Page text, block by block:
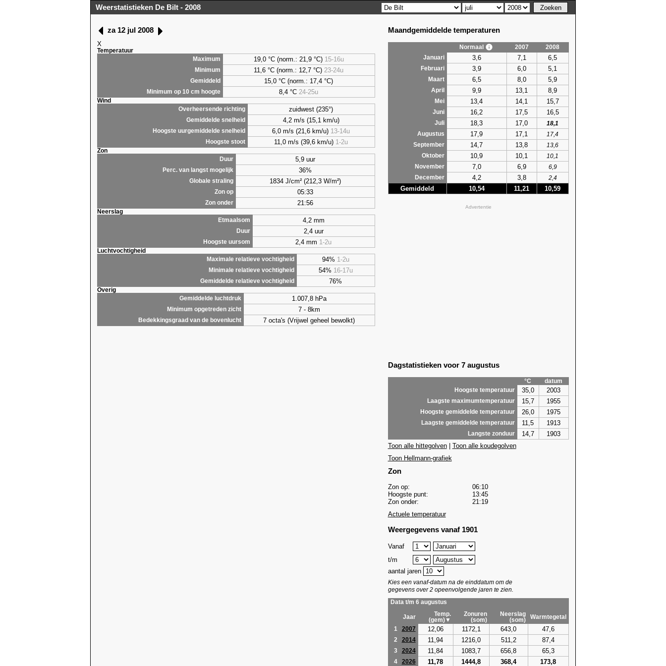
Weerstatistieken De Bilt - 2008
za 12 jul 2008
X
Temperatuur
Maximum
19,0 °C (norm.: 21,9 °C) 15-16u
Minimum 11,6 °C (norm.: 12,7 °C) 23-24u
Gemiddeld 15,0 °C (norm.: 17,4 °C)
Minimum op 10 cm hoogte 8,4 °C 24-25u
Wind
Overheersende richting
zuidwest (235°)
Gemiddelde snelheid 4,2 m/s (15,1 km/u)
Hoogste uurgemiddelde snelheid 6,0 m/s (21,6 km/u) 13-14u
Hoogste stoot 11,0 m/s (39,6 km/u) 1-2u
Zon
Duur
5,9 uur
Perc. van langst mogelijk 36%
Globale straling 1834 J/cm² (212,3 W/m²)
Zon op 05:33
Zon onder 21:56
Neerslag
Etmaalsom
4,2 mm
Duur 2,4 uur
Hoogste uursom 2,4 mm 1-2u
Luchtvochtigheid
Maximale relatieve vochtigheid
94% 1-2u
Minimale relatieve vochtigheid 54% 16-17u
Gemiddelde relatieve vochtigheid 76%
Overig
Gemiddelde luchtdruk
1.007,8 hPa
Minimum opgetreden zicht 7 - 8km
Bedekkingsgraad van de bovenlucht 7 octa's (Vrijwel geheel bewolkt)
Maandgemiddelde temperaturen
Normaal 2007
2008
Januari
3,6 7,1 6,5
Februari 3,9 6,0 5,1
Maart 6,5 8,0 5,9
April 9,9 13,1 8,9
Mei 13,4 14,1 15,7
Juni 16,2 17,5 16,5
Juli 18,3 17,0
18,1
Augustus
17,9 17,1
17,4
September
14,7 13,8
13,6
Oktober
10,9 10,1
10,1
November
7,0 6,9
6,9
December
4,2 3,8 2,4
Gemiddeld 10,54 11,21 10,59
Advertentie
Dagstatistieken voor 7 augustus
°C
datum
Hoogste temperatuur
35,0 2003
Laagste maximumtemperatuur 15,7 1955
Hoogste gemiddelde temperatuur 26,0 1975
Laagste gemiddelde temperatuur 11,5 1913
Langste zonduur 14,7
1903
Toon alle hittegolven| Toon alle koudegolven
Toon Hellmann-grafiek
Zon
Zon op:
06:10
Hoogste punt:
13:45
Zon onder:
21:19
Actuele temperatuur
Weergegevens vanaf 1901
Vanaf
t/m
aantal jaren
Kies een vanaf-datum na de einddatum om de
gegevens over 2 opeenvolgende jaren te zien.
Data t/m 6 augustus
Jaar
Temp.
(gem)▼
Zonuren
(som)
Neerslag
(som)
Warmtegetal
1
2007 12,06 1172,1 643,0 47,6
2 2014 11,94 1216,0 511,2 87,4
3 2024 11,84 1083,7 656,8 65,3
4 2026 11,78 1444,8 368,4 173,8